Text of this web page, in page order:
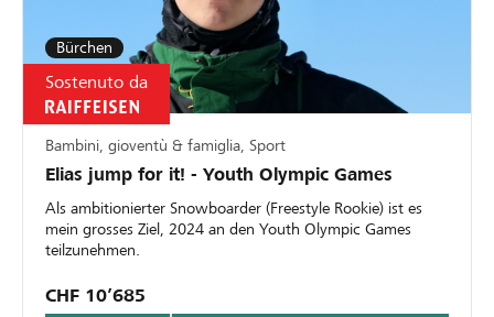
Bürchen
Sostenuto da
Bambini, gioventù & famiglia, Sport
Elias jump for it! - Youth Olympic Games
Als ambitionierter Snowboarder (Freestyle Rookie) ist es
mein grosses Ziel, 2024 an den Youth Olympic Games
teilzunehmen.
CHF 10’685